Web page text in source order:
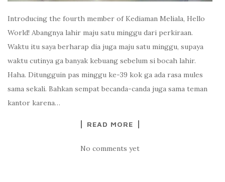
Introducing the fourth member of Kediaman Meliala, Hello
World! Abangnya lahir maju satu minggu dari perkiraan.
Waktu itu saya berharap dia juga maju satu minggu, supaya
waktu cutinya ga banyak kebuang sebelum si bocah lahir.
Haha. Ditungguin pas minggu ke-39 kok ga ada rasa mules
sama sekali. Bahkan sempat becanda-canda juga sama teman
kantor karena…
READ MORE
No comments yet